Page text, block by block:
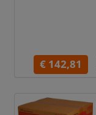
€ 142,81